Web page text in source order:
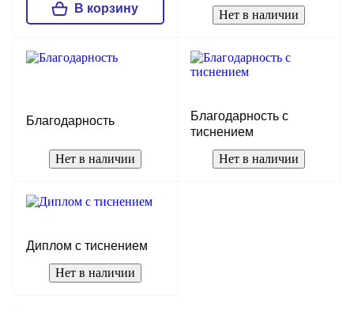
В корзину Нет в наличии
Благодарность
Нет в наличии
Благодарность с
тиснением
Нет в наличии
Диплом с тиснением
Нет в наличии